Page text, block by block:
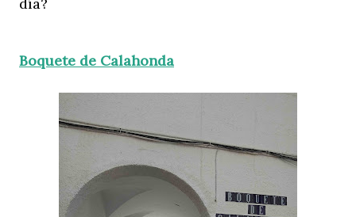
Boquete de Calahonda